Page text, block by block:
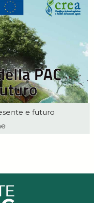
e futuro